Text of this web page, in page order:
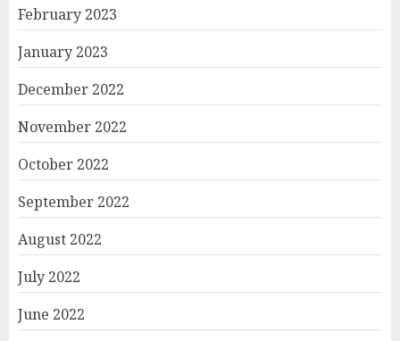
February 2023
January 2023
December 2022
November 2022
October 2022
September 2022
August 2022
July 2022
June 2022